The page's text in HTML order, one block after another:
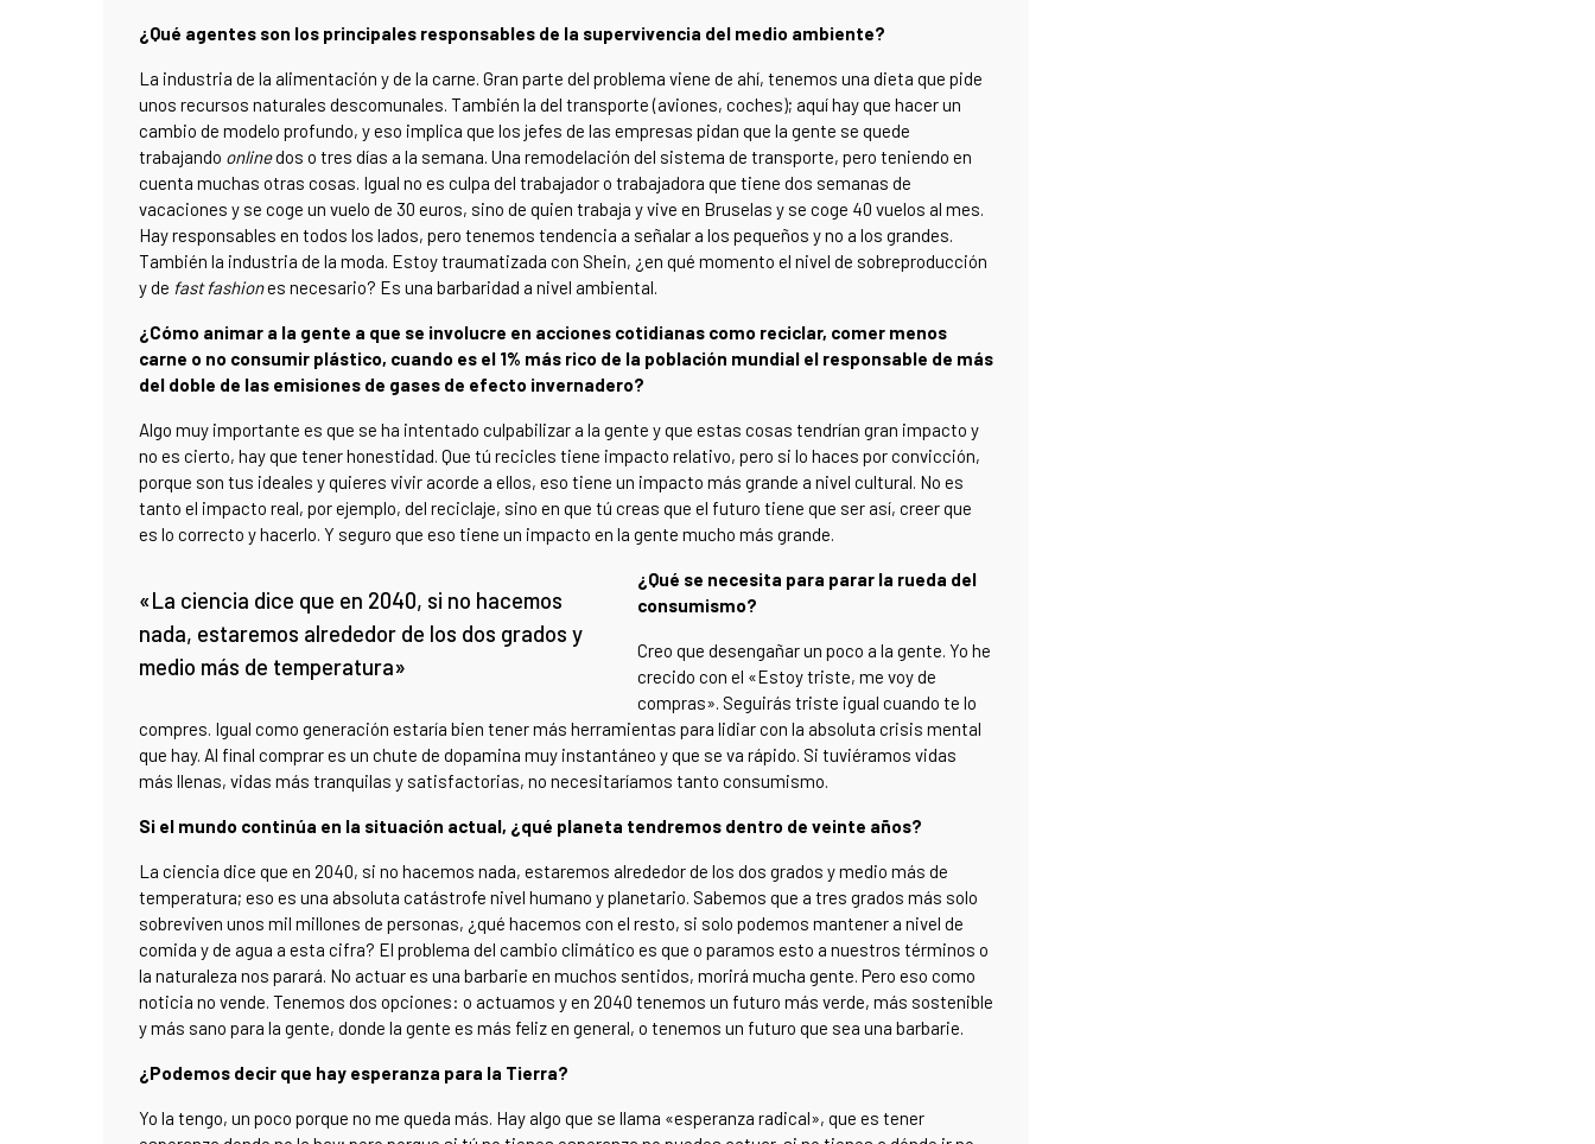
¿Qué agentes son los principales responsables de la supervivencia del medio ambiente?
La industria de la alimentación y de la carne. Gran parte del problema viene de ahí, tenemos una dieta que pide
unos recursos naturales descomunales. También la del transporte (aviones, coches); aquí hay que hacer un
cambio de modelo profundo, y eso implica que los jefes de las empresas pidan que la gente se quede
trabajando onlinedos o tres días a la semana. Una remodelación del sistema de transporte, pero teniendo en
cuenta muchas otras cosas. Igual no es culpa del trabajador o trabajadora que tiene dos semanas de
vacaciones y se coge un vuelo de 30 euros, sino de quien trabaja y vive en Bruselas y se coge 40 vuelos al mes.
Hay responsables en todos los lados, pero tenemos tendencia a señalar a los pequeños y no a los grandes.
También la industria de la moda. Estoy traumatizada con Shein, ¿en qué momento el nivel de sobreproducción
y de fast fashiones necesario? Es una barbaridad a nivel ambiental.
¿Cómo animar a la gente a que se involucre en acciones cotidianas como reciclar, comer menos
carne o no consumir plástico, cuando es el 1% más rico de la población mundial el responsable de más
del doble de las emisiones de gases de efecto invernadero?
Algo muy importante es que se ha intentado culpabilizar a la gente y que estas cosas tendrían gran impacto y
no es cierto, hay que tener honestidad. Que tú recicles tiene impacto relativo, pero si lo haces por convicción,
porque son tus ideales y quieres vivir acorde a ellos, eso tiene un impacto más grande a nivel cultural. No es
tanto el impacto real, por ejemplo, del reciclaje, sino en que tú creas que el futuro tiene que ser así, creer que
es lo correcto y hacerlo. Y seguro que eso tiene un impacto en la gente mucho más grande.
«La ciencia dice que en 2040, si no hacemos
nada, estaremos alrededor de los dos grados y
medio más de temperatura»
¿Qué se necesita para parar la rueda del
consumismo?
Creo que desengañar un poco a la gente. Yo he
crecido con el «Estoy triste, me voy de
compras». Seguirás triste igual cuando te lo
compres. Igual como generación estaría bien tener más herramientas para lidiar con la absoluta crisis mental
que hay. Al final comprar es un chute de dopamina muy instantáneo y que se va rápido. Si tuviéramos vidas
más llenas, vidas más tranquilas y satisfactorias, no necesitaríamos tanto consumismo.
Si el mundo continúa en la situación actual, ¿qué planeta tendremos dentro de veinte años?
La ciencia dice que en 2040, si no hacemos nada, estaremos alrededor de los dos grados y medio más de
temperatura; eso es una absoluta catástrofe nivel humano y planetario. Sabemos que a tres grados más solo
sobreviven unos mil millones de personas, ¿qué hacemos con el resto, si solo podemos mantener a nivel de
comida y de agua a esta cifra? El problema del cambio climático es que o paramos esto a nuestros términos o
la naturaleza nos parará. No actuar es una barbarie en muchos sentidos, morirá mucha gente. Pero eso como
noticia no vende. Tenemos dos opciones: o actuamos y en 2040 tenemos un futuro más verde, más sostenible
y más sano para la gente, donde la gente es más feliz en general, o tenemos un futuro que sea una barbarie.
¿Podemos decir que hay esperanza para la Tierra?
Yo la tengo, un poco porque no me queda más. Hay algo que se llama «esperanza radical», que es tener